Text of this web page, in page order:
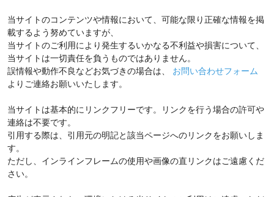
当サイトのコンテンツや情報において、可能な限り正確な情報を掲
載するよう努めていますが、
当サイトのご利用により発生するいかなる不利益や損害について、
当サイトは一切責任を負うものではありません。
誤情報や動作不良などお気づきの場合は、 お問い合わせフォーム
よりご連絡お願いいたします。
当サイトは基本的にリンクフリーです。リンクを行う場合の許可や
連絡は不要です。
引用する際は、引用元の明記と該当ページへのリンクをお願いしま
す。
ただし、インラインフレームの使用や画像の直リンクはご遠慮くだ
さい。